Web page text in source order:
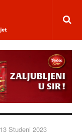
13 Studeni 2023